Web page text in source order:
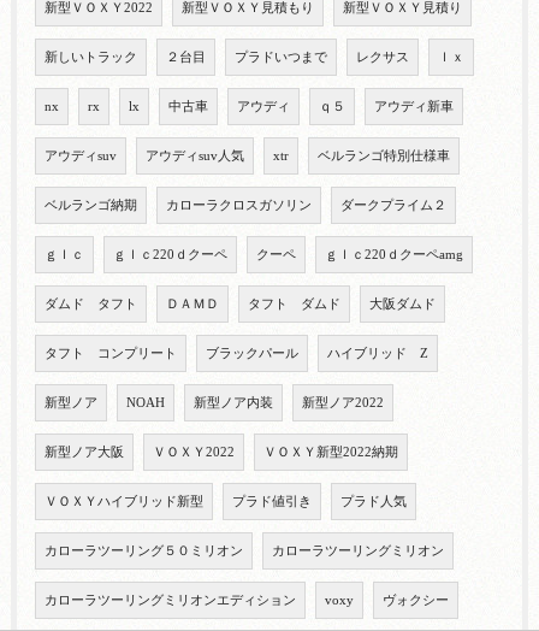
新型ＶＯＸＹ2022 新型ＶＯＸＹ見積もり 新型ＶＯＸＹ見積り
新しいトラック ２台目 プラドいつまで レクサス ｌｘ
nx rx lx 中古車 アウディ ｑ５ アウディ新車
アウディsuv アウディsuv人気 xtr ベルランゴ特別仕様車
ベルランゴ納期 カローラクロスガソリン ダークプライム２
ｇｌｃ ｇｌｃ220ｄクーペ クーペ ｇｌｃ220ｄクーペamg
ダムド タフト ＤＡＭＤ タフト ダムド 大阪ダムド
タフト コンプリート ブラックパール ハイブリッド Z
新型ノア NOAH 新型ノア内装 新型ノア2022
新型ノア大阪 ＶＯＸＹ2022 ＶＯＸＹ新型2022納期
ＶＯＸＹハイブリッド新型 プラド値引き プラド人気
カローラツーリング５０ミリオン カローラツーリングミリオン
カローラツーリングミリオンエディション voxy ヴォクシー